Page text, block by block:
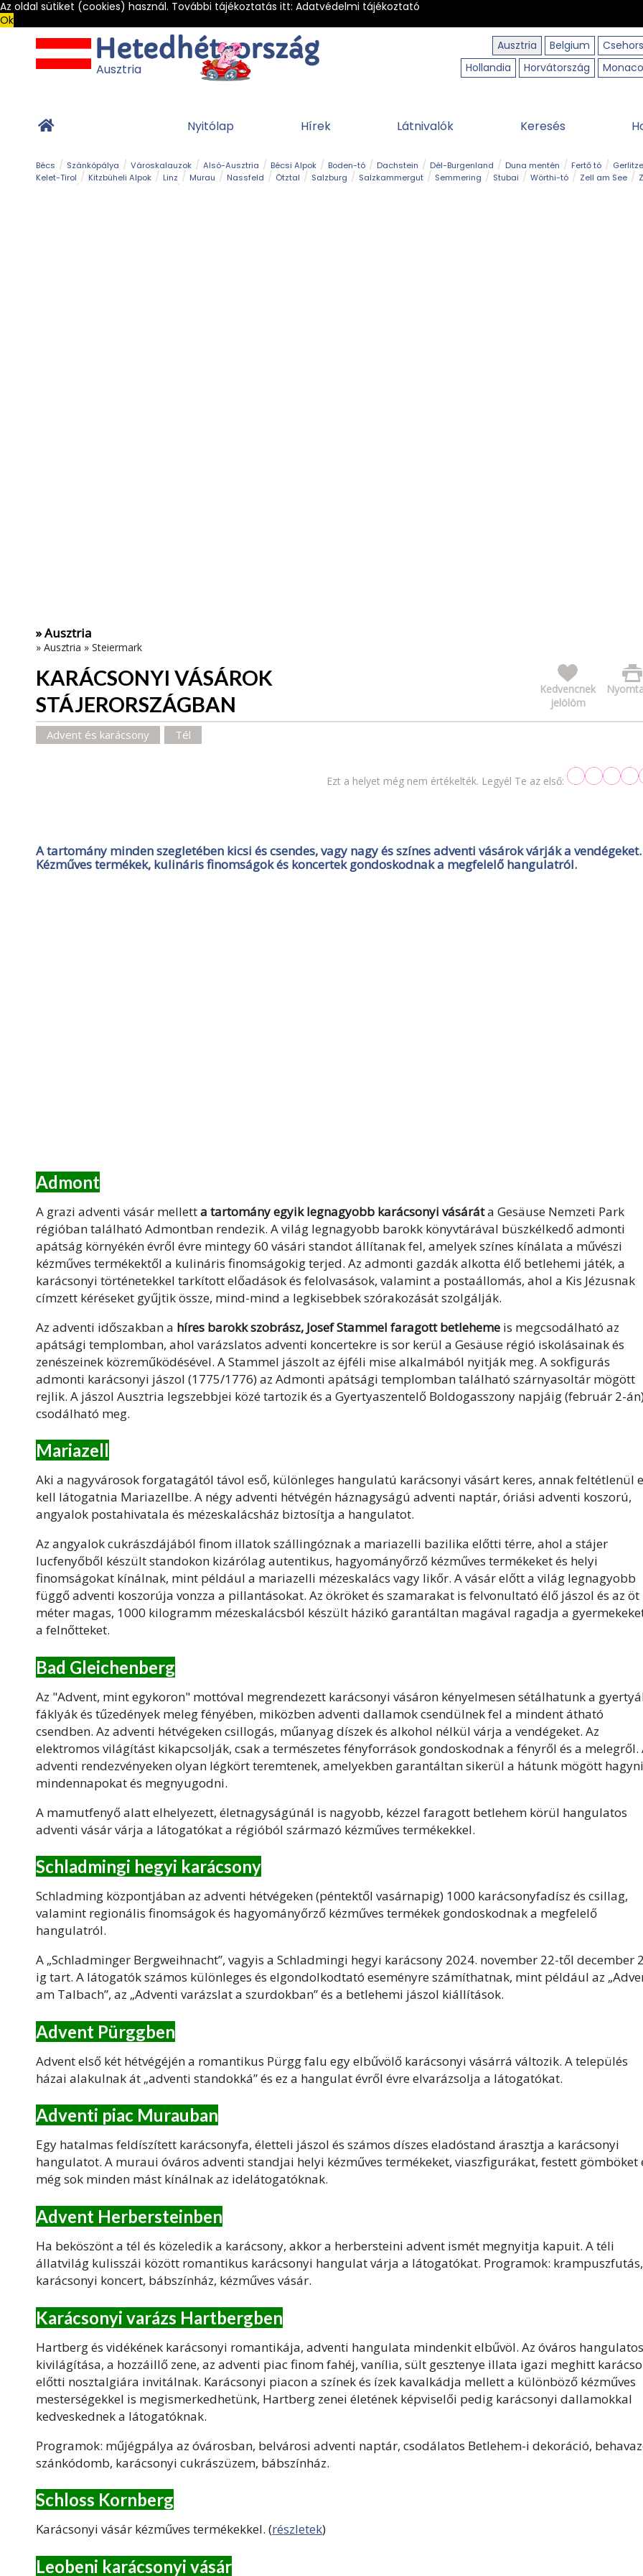
Az oldal sütiket (cookies) használ. További tájékoztatás itt: Adatvédelmi tájékoztató
Ok
Ausztria
Belgium
Hollandia
Horvátország Monaco
Ausztria
Nyitólap Hírek Látnivalók Keresés
Bécs Szánkópálya Városkalauzok Alsó-Ausztria Bécsi Alpok Boden-tó Dachstein Dél-Burgenland Duna mentén Fertő tó
Kelet-Tirol
Kitzbüheli Alpok Linz Murau Nassfeld Ötztal Salzburg Salzkammergut Semmering Stubai Wörthi-tó Zell am See
» Ausztria
» Ausztria » Steiermark
KARÁCSONYI VÁSÁROK
STÁJERORSZÁGBAN
Kedvencnek
jelölöm
Advent és karácsony Tél
Ezt a helyet még nem értékelték. Legyél Te az első:
A tartomány minden szegletében kicsi és csendes, vagy nagy és színes adventi vásárok várják a vendégeket.
Kézműves termékek, kulináris finomságok és koncertek gondoskodnak a megfelelő hangulatról.
Admont
A grazi adventi vásár melletta tartomány egyik legnagyobb karácsonyi vásáráta Gesäuse Nemzeti Park
régióban található Admontban rendezik. A világ legnagyobb barokk könyvtárával büszkélkedő admonti
apátság környékén évről évre mintegy 60 vásári standot állítanak fel, amelyek színes kínálata a művészi
kézműves termékektől a kulináris finomságokig terjed. Az admonti gazdák alkotta élő betlehemi játék, a
karácsonyi történetekkel tarkított előadások és felolvasások, valamint a postaállomás, ahol a Kis Jézusnak
címzett kéréseket gyűjtik össze, mind-mind a legkisebbek szórakozását szolgálják.
Az adventi időszakban a híres barokk szobrász, Josef Stammel faragott betleheme is megcsodálható az
apátsági templomban, ahol varázslatos adventi koncertekre is sor kerül a Gesäuse régió iskolásainak és
zenészeinek közreműködésével. A Stammel jászolt az éjféli mise alkalmából nyitják meg. A sokfigurás
admonti karácsonyi jászol (1775/1776) az Admonti apátsági templomban található szárnyasoltár mögött
rejlik. A jászol Ausztria legszebbjei közé tartozik és a Gyertyaszentelő Boldogasszony napjáig (február 2-
csodálható meg.
Mariazell
Aki a nagyvárosok forgatagától távol eső, különleges hangulatú karácsonyi vásárt keres, annak feltétlenül
kell látogatnia Mariazellbe. A négy adventi hétvégén háznagyságú adventi naptár, óriási adventi koszorú,
angyalok postahivatala és mézeskalácsház biztosítja a hangulatot.
Az angyalok cukrászdájából finom illatok szállingóznak a mariazelli bazilika előtti térre, ahol a stájer
lucfenyőből készült standokon kizárólag autentikus, hagyományőrző kézműves termékeket és helyi
finomságokat kínálnak, mint például a mariazelli mézeskalács vagy likőr. A vásár előtt a világ legnagyobb
függő adventi koszorúja vonzza a pillantásokat. Az ökröket és szamarakat is felvonultató élő jászol és az öt
méter magas, 1000 kilogramm mézeskalácsból készült házikó garantáltan magával ragadja a
a felnőtteket.
Bad Gleichenberg
Az "Advent, mint egykoron" mottóval megrendezett karácsonyi vásáron kényelmesen sétálhatunk a
fáklyák és tűzedények meleg fényében, miközben adventi dallamok csendülnek fel a mindent átható
csendben. Az adventi hétvégeken csillogás, műanyag díszek és alkohol nélkül várja a vendégeket. Az
elektromos világítást kikapcsolják, csak a természetes fényforrások gondoskodnak a fényről és a melegről.
adventi rendezvényeken olyan légkört teremtenek, amelyekben garantáltan sikerül a hátunk mögött
mindennapokat és megnyugodni.
A mamutfenyő alatt elhelyezett, életnagyságúnál is nagyobb, kézzel faragott betlehem körül hangulatos
adventi vásár várja a látogatókat a régióból származó kézműves termékekkel.
Schladmingi hegyi karácsony
Schladming központjában az adventi hétvégeken (péntektől vasárnapig) 1000 karácsonyfadísz és csillag,
valamint regionális finomságok és hagyományőrző kézműves termékek gondoskodnak a megfelelő
hangulatról.
A „Schladminger Bergweihnacht”, vagyis a Schladmingi hegyi karácsony 2024. november 22-től december
ig tart. A látogatók számos különleges és elgondolkodtató eseményre számíthatnak, mint például az
am Talbach”, az „Adventi varázslat a szurdokban” és a betlehemi jászol kiállítások.
Advent Pürggben
Advent első két hétvégéjén a romantikus Pürgg falu egy elbűvölő karácsonyi vásárrá változik. A település
házai alakulnak át „adventi standokká” és ez a hangulat évről évre elvarázsolja a látogatókat.
Adventi piac Murauban
Egy hatalmas feldíszített karácsonyfa, életteli jászol és számos díszes eladóstand árasztja a karácsonyi
hangulatot. A muraui óváros adventi standjai helyi kézműves termékeket, viaszfigurákat, festett gömböket
még sok minden mást kínálnak az idelátogatóknak.
Advent Herbersteinben
Ha beköszönt a tél és közeledik a karácsony, akkor a herbersteini advent ismét megnyitja kapuit. A téli
állatvilág kulisszái között romantikus karácsonyi hangulat várja a látogatókat. Programok: krampuszfutás,
karácsonyi koncert, bábszínház, kézműves vásár.
Karácsonyi varázs Hartbergben
Hartberg és vidékének karácsonyi romantikája, adventi hangulata mindenkit elbűvöl. Az óváros hangulatos
kivilágítása, a hozzáillő zene, az adventi piac finom fahéj, vanília, sült gesztenye illata igazi meghitt
előtti nosztalgiára invitálnak. Karácsonyi piacon a színek és ízek kavalkádja mellett a különböző kézműves
mesterségekkel is megismerkedhetünk, Hartberg zenei életének képviselői pedig karácsonyi dallamokkal
kedveskednek a látogatóknak.
Programok: műjégpálya az óvárosban, belvárosi adventi naptár, csodálatos Betlehem-i dekoráció,
szánkódomb, karácsonyi cukrászüzem, bábszínház.
Schloss Kornberg
Karácsonyi vásár kézműves termékekkel. (részletek)
Leobeni karácsonyi vásár